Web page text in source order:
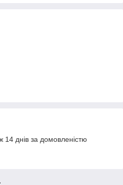
днів за домовленістю